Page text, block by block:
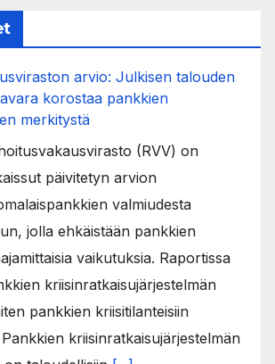
arvio: Julkisen talouden
korostaa pankkien
merkitystä
(RVV) on
päivitetyn arvion
valmiudesta
jolla ehkäistään pankkien
vaikutuksia. Raportissa
kriisinratkaisujärjestelmän
pankkien kriisitilanteisiin
kriisinratkaisujärjestelmän